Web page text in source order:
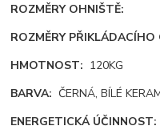
ROZMĚRY OHNIŠTĚ:
ROZMĚRY
HMOTNOST: 120KG
BARVA: ČERNÁ, BÍLÉ
ENERGETICKÁ ÚČINNOST: